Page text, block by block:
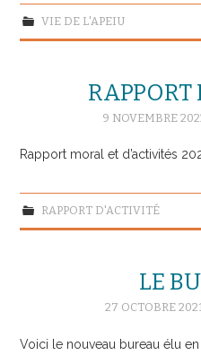
VIE DE L'APEIU
RAPPORT
9 NOVEMBRE
Rapport moral et d’activités
RAPPORT D'ACTIVITÉ
LE
27 OCTOBRE
Voici le nouveau bureau élu